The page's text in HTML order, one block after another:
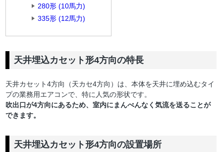
280形 (10馬力)
335形 (12馬力)
天井埋込カセット形4方向の特長
天井カセット4方向（天カセ4方向）は、本体を天井に埋め込むタイ
プの業務用エアコンで、特に人気の形状です。
吹出口が4方向にあるため、室内にまんべんなく気流を送ることが
できます。
天井埋込カセット形4方向の設置場所